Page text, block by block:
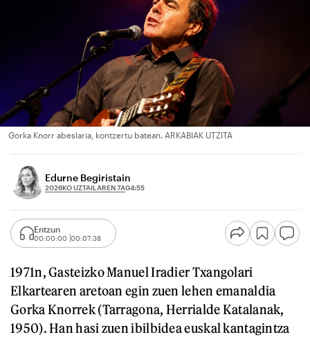
Gorka Knorr abeslaria, kontzertu batean. ARKABIAK UTZITA
Edurne Begiristain
2026KO UZTAILAREN 7A04:55
Entzun
00:00:00 00:07:38
1971n, Gasteizko Manuel Iradier Txangolari
Elkartearen aretoan egin zuen lehen emanaldia
Gorka Knorrek (Tarragona, Herrialde Katalanak,
1950). Han hasi zuen ibilbidea euskal kantagintza